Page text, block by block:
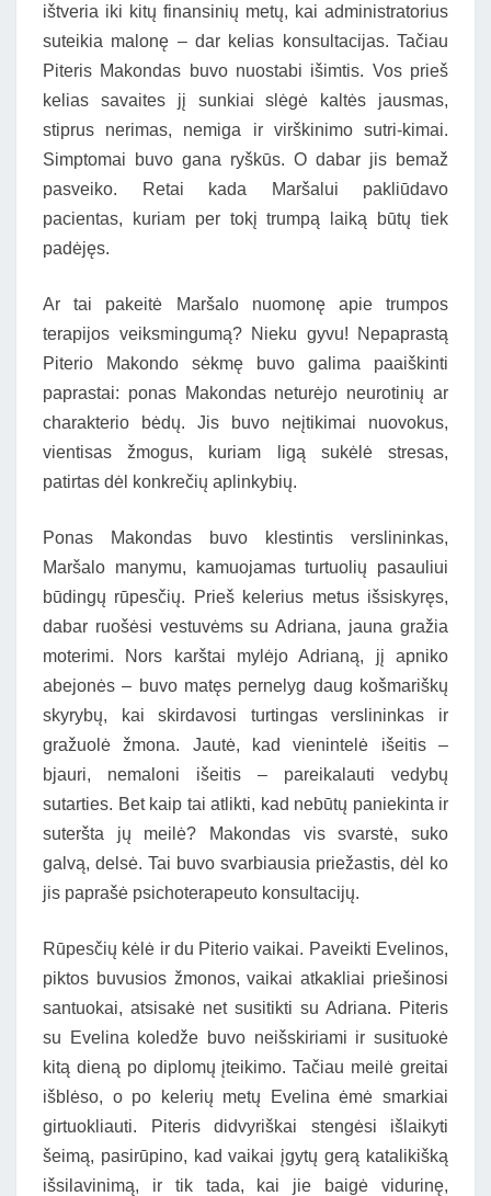
ištveria iki kitų finansinių metų, kai administratorius
suteikia malonę – dar kelias konsultacijas. Tačiau
Piteris Makondas buvo nuostabi išimtis. Vos prieš
kelias savaites jį sunkiai slėgė kaltės jausmas,
stiprus nerimas, nemiga ir virškinimo sutri-kimai.
Simptomai buvo gana ryškūs. O dabar jis bemaž
pasveiko. Retai kada Maršalui pakliūdavo
pacientas, kuriam per tokį trumpą laiką būtų tiek
padėjęs.
Ar tai pakeitė Maršalo nuomonę apie trumpos
terapijos veiksmingumą? Nieku gyvu! Nepaprastą
Piterio Makondo sėkmę buvo galima paaiškinti
paprastai: ponas Makondas neturėjo neurotinių ar
charakterio bėdų. Jis buvo neįtikimai nuovokus,
vientisas žmogus, kuriam ligą sukėlė stresas,
patirtas dėl konkrečių aplinkybių.
Ponas Makondas buvo klestintis verslininkas,
Maršalo manymu, kamuojamas turtuolių pasauliui
būdingų rūpesčių. Prieš kelerius metus išsiskyręs,
dabar ruošėsi vestuvėms su Adriana, jauna gražia
moterimi. Nors karštai mylėjo Adrianą, jį apniko
abejonės – buvo matęs pernelyg daug košmariškų
skyrybų, kai skirdavosi turtingas verslininkas ir
gražuolė žmona. Jautė, kad vienintelė išeitis –
bjauri, nemaloni išeitis – pareikalauti vedybų
sutarties. Bet kaip tai atlikti, kad nebūtų paniekinta ir
suteršta jų meilė? Makondas vis svarstė, suko
galvą, delsė. Tai buvo svarbiausia priežastis, dėl ko
jis paprašė psichoterapeuto konsultacijų.
Rūpesčių kėlė ir du Piterio vaikai. Paveikti Evelinos,
piktos buvusios žmonos, vaikai atkakliai priešinosi
santuokai, atsisakė net susitikti su Adriana. Piteris
su Evelina koledže buvo neišskiriami ir susituokė
kitą dieną po diplomų įteikimo. Tačiau meilė greitai
išblėso, o po kelerių metų Evelina ėmė smarkiai
girtuokliauti. Piteris didvyriškai stengėsi išlaikyti
šeimą, pasirūpino, kad vaikai įgytų gerą katalikišką
išsilavinimą, ir tik tada, kai jie baigė vidurinę,